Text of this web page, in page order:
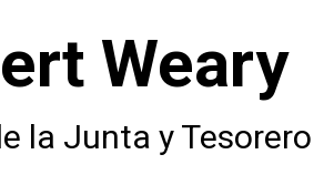
Weary
la Junta y Tesorero